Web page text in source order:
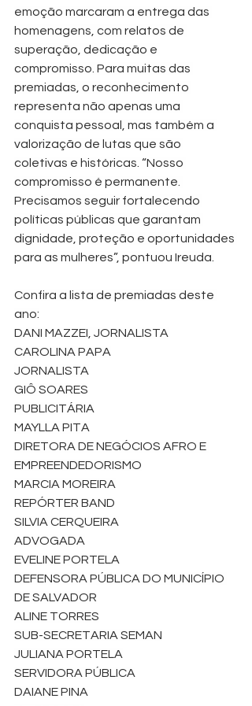
emoção marcaram a entrega das
homenagens, com relatos de
superação, dedicação e
compromisso. Para muitas das
premiadas, o reconhecimento
representa não apenas uma
conquista pessoal, mas também a
valorização de lutas que são
coletivas e históricas. “Nosso
compromisso é permanente.
Precisamos seguir fortalecendo
políticas públicas que garantam
dignidade, proteção e oportunidades
para as mulheres”, pontuou Ireuda.
Confira a lista de premiadas deste
ano:
DANI MAZZEI, JORNALISTA
CAROLINA PAPA
JORNALISTA
GIÔ SOARES
PUBLICITÁRIA
MAYLLA PITA
DIRETORA DE NEGÓCIOS AFRO E
EMPREENDEDORISMO
MARCIA MOREIRA
REPÓRTER BAND
SILVIA CERQUEIRA
ADVOGADA
EVELINE PORTELA
DEFENSORA PÚBLICA DO MUNICÍPIO
DE SALVADOR
ALINE TORRES
SUB-SECRETARIA SEMAN
JULIANA PORTELA
SERVIDORA PÚBLICA
DAIANE PINA